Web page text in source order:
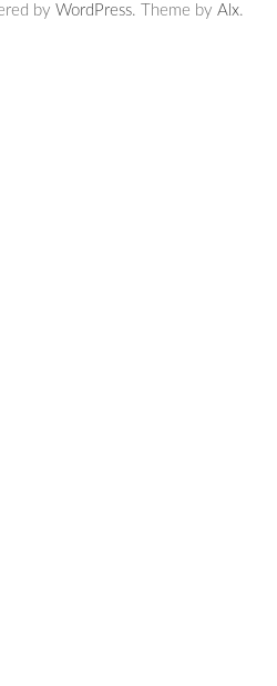
by WordPress. Theme by Alx.